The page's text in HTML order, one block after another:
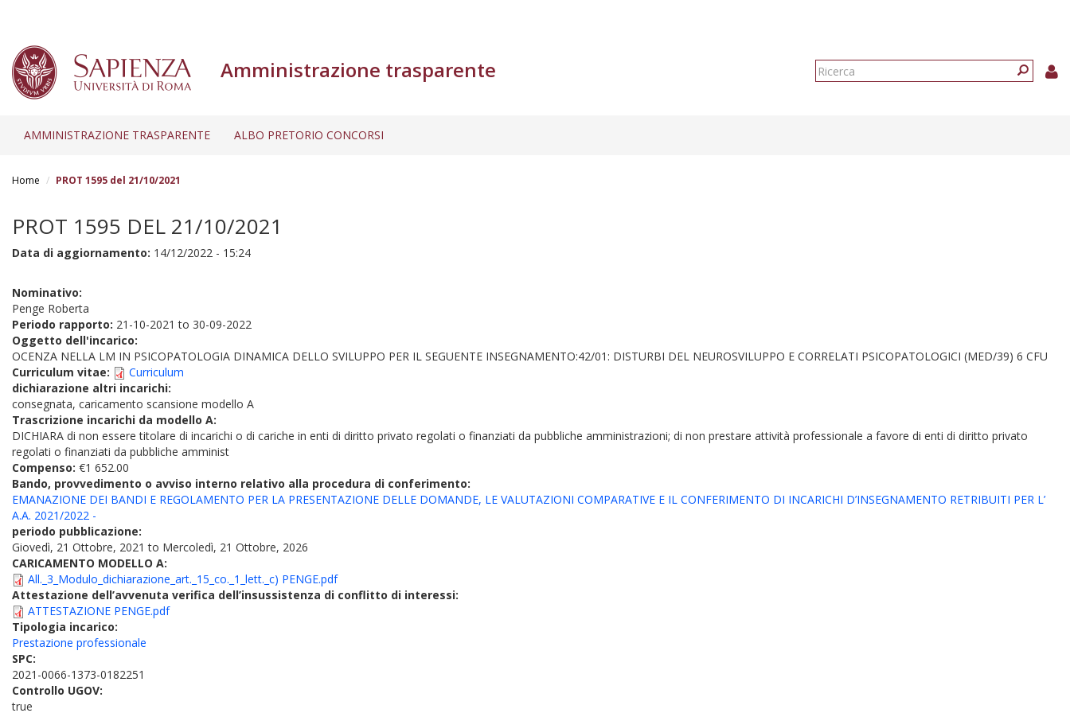
Amministrazione trasparente
Form
AMMINISTRAZIONE TRASPARENTE ALBO PRETORIO CONCORSI
Home PROT 1595 del 21/10/2021
PROT 1595 DEL 21/10/2021
Data di aggiornamento: 14/12/2022 - 15:24
Nominativo:
Penge Roberta
Periodo rapporto: 21-10-2021 to 30-09-2022
Oggetto dell'incarico:
OCENZA NELLA LM IN PSICOPATOLOGIA DINAMICA DELLO SVILUPPO PER IL SEGUENTE INSEGNAMENTO:42/01: DISTURBI DEL NEUROSVILUPPO E CORRELATI PSICOPATOLOGICI (MED/39) 6 CFU
Curriculum vitae:
Curriculum
dichiarazione altri incarichi:
consegnata, caricamento scansione modello A
Trascrizione incarichi da modello A:
DICHIARA di non essere titolare di incarichi o di cariche in enti di diritto privato regolati o finanziati da pubbliche amministrazioni; di non prestare attività professionale a favore di enti di diritto privato
regolati o finanziati da pubbliche amminist
Compenso: €1 652.00
Bando, provvedimento o avviso interno relativo alla procedura di conferimento:
EMANAZIONE DEI BANDI E REGOLAMENTO PER LA PRESENTAZIONE DELLE DOMANDE, LE VALUTAZIONI COMPARATIVE E IL CONFERIMENTO DI INCARICHI D’INSEGNAMENTO RETRIBUITI PER L’
A.A. 2021/2022 -
periodo pubblicazione:
Giovedì, 21 Ottobre, 2021 to Mercoledì, 21 Ottobre, 2026
CARICAMENTO MODELLO A:
All._3_Modulo_dichiarazione_art._15_co._1_lett._c) PENGE.pdf
Attestazione dell’avvenuta verifica dell’insussistenza di conflitto di interessi:
ATTESTAZIONE PENGE.pdf
Tipologia incarico:
Prestazione professionale
SPC:
2021-0066-1373-0182251
Controllo UGOV:
true